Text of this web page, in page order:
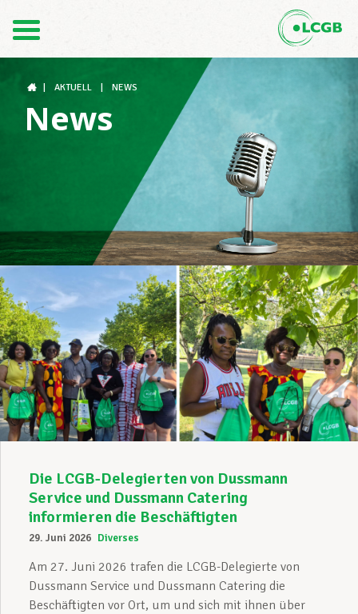
FR
Gewerkschaftsstrukturen
Unterstützung im Arbeitsalltag
Ihre Rechte
Unterstützung im Privatleben
Mitglied werden
Aktuell
AKTUELL NEWS
News
Die LCGB-Delegierten von Dussmann
Service und Dussmann Catering
informieren die Beschäftigten
29. Juni 2026 Diverses
Am 27. Juni 2026 trafen die LCGB-Delegierte von
Dussmann Service und Dussmann Catering die
Beschäftigten vor Ort, um und sich mit ihnen über